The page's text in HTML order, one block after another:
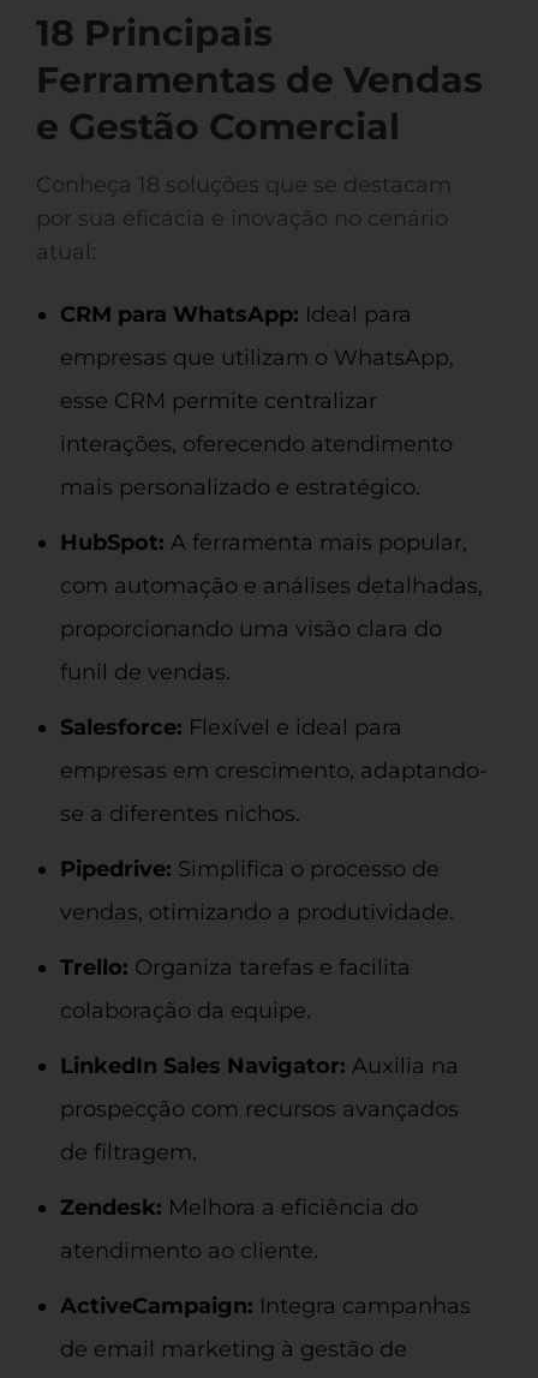
18 Principais
Ferramentas de Vendas
e Gestão Comercial
Conheça 18 soluções que se destacam
por sua eficácia e inovação no cenário
atual:
CRM para WhatsApp: Ideal para
empresas que utilizam o WhatsApp,
esse CRM permite centralizar
interações, oferecendo atendimento
mais personalizado e estratégico.
HubSpot: A ferramenta mais popular,
com automação e análises detalhadas,
proporcionando uma visão clara do
funil de vendas.
Salesforce: Flexível e ideal para
empresas em crescimento, adaptando-
se a diferentes nichos.
Pipedrive: Simplifica o processo de
vendas, otimizando a produtividade.
Trello: Organiza tarefas e facilita
colaboração da equipe.
LinkedIn Sales Navigator: Auxilia na
prospecção com recursos avançados
de filtragem.
Zendesk: Melhora a eficiência do
atendimento ao cliente.
ActiveCampaign: Integra campanhas
de email marketing à gestão de